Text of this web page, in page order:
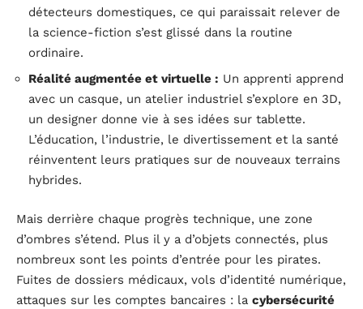
détecteurs domestiques, ce qui paraissait relever de
la science-fiction s’est glissé dans la routine
ordinaire.
Réalité augmentée et virtuelle : Un apprenti apprend
avec un casque, un atelier industriel s’explore en 3D,
un designer donne vie à ses idées sur tablette.
L’éducation, l’industrie, le divertissement et la santé
réinventent leurs pratiques sur de nouveaux terrains
hybrides.
Mais derrière chaque progrès technique, une zone
d’ombres s’étend. Plus il y a d’objets connectés, plus
nombreux sont les points d’entrée pour les pirates.
Fuites de dossiers médicaux, vols d’identité numérique,
attaques sur les comptes bancaires : la cybersécurité